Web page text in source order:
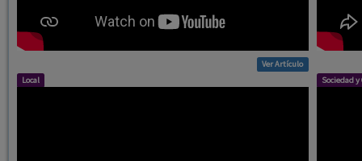
Ver Artículo
Local Sociedad